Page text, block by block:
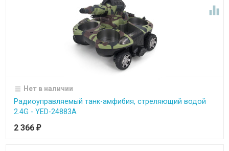

Нет в наличии
Радиоуправляемый танк-амфибия, стреляющий водой
2.4G - YED-24883A
2 366 ₽